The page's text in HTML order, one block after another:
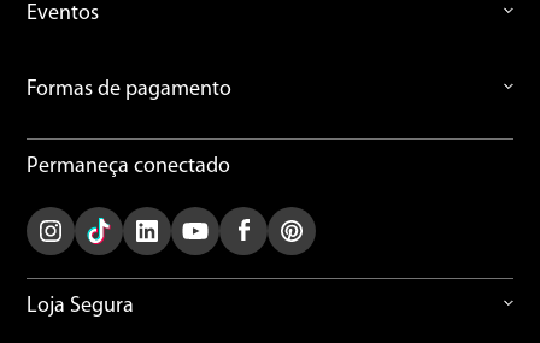
Eventos
Formas de pagamento
Permaneça conectado
Loja Segura